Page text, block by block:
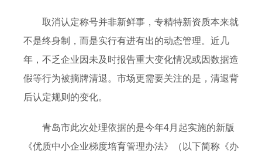
取消认定称号并非新鲜事，专精特新资质本来就
不是终身制，而是实行有进有出的动态管理。近几
年，不乏企业因未及时报告重大变化情况或因数据造
假等行为被摘牌清退。市场更需要关注的是，清退背
后认定规则的变化。
青岛市此次处理依据的是今年4月起实施的新版
《优质中小企业梯度培育管理办法》（以下简称《办